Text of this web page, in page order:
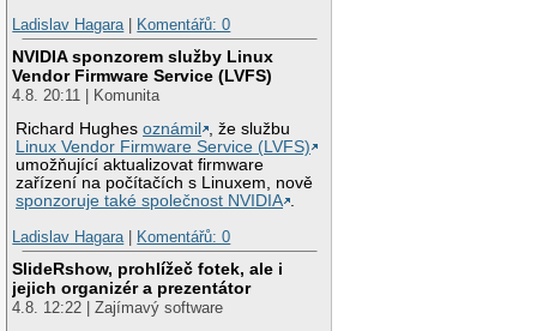
Ladislav Hagara| Komentářů: 0
NVIDIA sponzorem služby Linux
Vendor Firmware Service (LVFS)
4.8. 20:11 | Komunita
Richard Hughesoznámil
, že službu
Linux Vendor Firmware Service (LVFS)
umožňující aktualizovat firmware
zařízení na počítačích s Linuxem, nově
sponzoruje také společnost NVIDIA .
Ladislav Hagara| Komentářů: 0
SlideRshow, prohlížeč fotek, ale i
jejich organizér a prezentátor
4.8. 12:22 | Zajímavý software